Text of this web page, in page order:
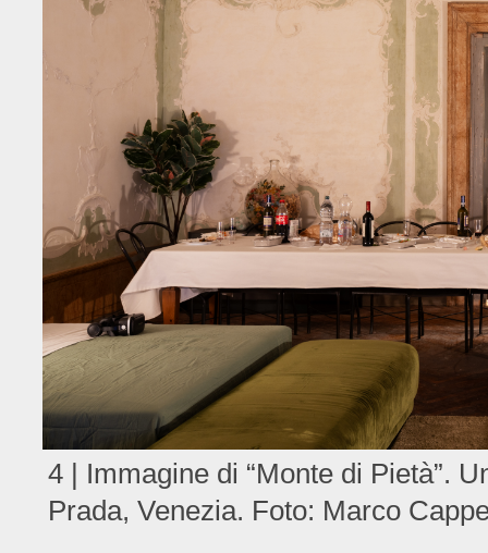
4 | Immagine di “Monte di Pietà”.
Prada, Venezia. Foto: Marco